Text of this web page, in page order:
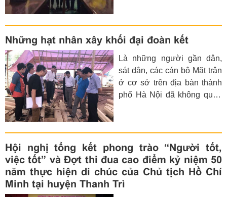
hiện đang là chuyên viên
nghiên cứu các lĩnh vực liên
quan đến hóa sinh học, môi
trường, vi sinh vật nông
nghiệp tại Trung tâm hóa
sinh hữu cơ, Viện hóa học
công nghiệp Việt Nam
Những hạt nhân xây khối đại đoàn kết
Là những người gần dân,
sát dân, các cán bộ Mặt trận
ở cơ sở trên địa bàn thành
phố Hà Nội đã không quản
tâm huyết, họ là những hạt
nhân vững chắc trong xây
dựng khối đại đoàn kết toàn
dân tộc. Những bước chân
không mỏi của họ đã góp
Hội nghị tổng kết phong trào “Người tốt,
việc tốt” và Đợt thi đua cao điểm kỷ niệm 50
năm thực hiện di chúc của Chủ tịch Hồ Chí
Minh tại huyện Thanh Trì